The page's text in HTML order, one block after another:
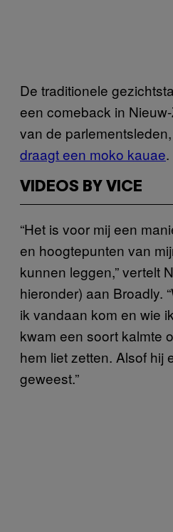
De traditionele
een comeback in
van de
draagt een moko kauae.
VIDEOS BY VICE
“Het is voor mij een
en hoogtepunten van
kunnen leggen,” vertelt
hieronder) aan Broadly.
ik vandaan kom en wie
kwam een soort kalmte
hem liet zetten. Alsof hij
geweest.”